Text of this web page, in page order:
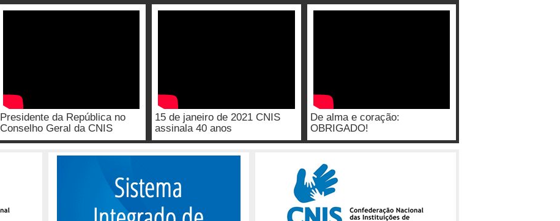
Presidente da República no
Conselho Geral da CNIS
15 de janeiro de 2021 CNIS
assinala 40 anos
De alma e coração:
OBRIGADO!